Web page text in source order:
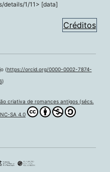
details/1/11> [data]
Créditos
(https://orcid.org/0000-0002-7874-
)
criativa de romances antigos (sécs.
SA 4.0